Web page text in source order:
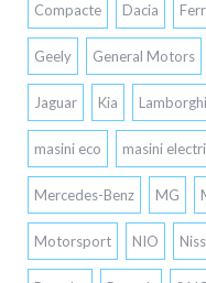
Compacte Dacia
Geely General Motors
Jaguar Kia
masini eco masini
Mercedes-Benz MG
Motorsport NIO